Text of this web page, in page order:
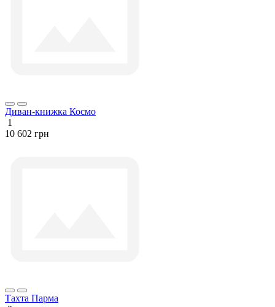
Диван-книжка Космо
1
10 602 грн
Тахта Парма